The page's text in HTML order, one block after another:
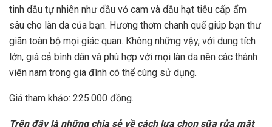
tinh dầu tự nhiên như dầu vỏ cam và dầu hạt tiêu cấp ẩm
sâu cho làn da của bạn. Hương thơm chanh quế giúp bạn thư
giãn toàn bộ mọi giác quan. Không những vậy, với dung tích
lớn, giá cả bình dân và phù hợp với mọi làn da nên các thành
viên nam trong gia đình có thể cùng sử dụng.
Giá tham khảo: 225.000 đồng.
Trên đây là những chia sẻ về cách lựa chọn sữa rửa mặt